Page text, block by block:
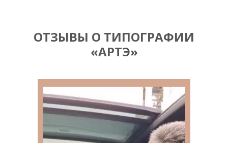
ОТЗЫВЫ О ТИПОГРАФИИ
«АРТЭ»